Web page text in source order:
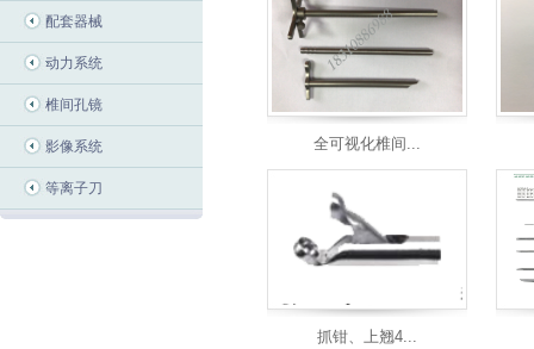
配套器械
动力系统
椎间孔镜
影像系统
等离子刀
全可视化椎间...
抓钳、上翘4...